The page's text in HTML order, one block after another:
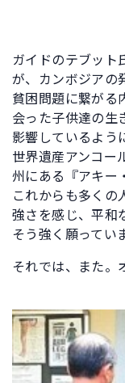
ガイドのテブット
が、カンボジアの
貧困問題に繋がる
会った子供達の生
影響しているよう
世界遺産アンコー
州にある『アキー
これからも多くの
強さを感じ、平和
そう強く願ってい
それでは、また。